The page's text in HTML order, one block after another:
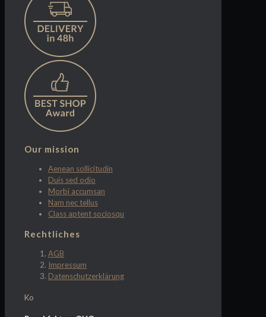
Our mission
Aenean sollicitudin
Duis sed odio
Morbi accumsan
Nam nec tellus
Class aptent sociosqu
Rechtliches
AGB
Impressum
Datenschutzerklärung
Ko